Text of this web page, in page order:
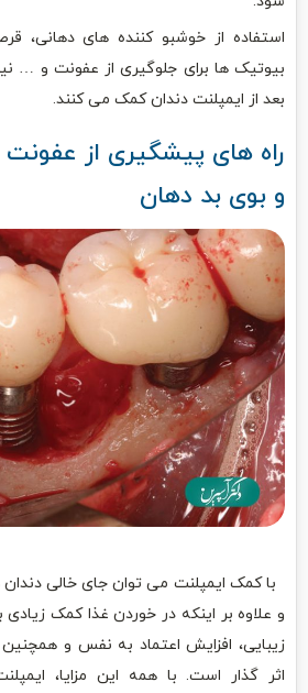
استفاده از خوشبو کننده های
بیوتیک ها برای جلوگیری از عفونت و …
بعد از ایمپلنت دندان کمک می کنند.
راه های پیشگیری از عفونت
و بوی بد دهان
با کمک ایمپلنت می توان جای خالی دندان
و علاوه بر اینکه در خوردن غذا کمک
زیبایی، افزایش اعتماد به نفس و
اثر گذار است. با همه این مزایا،